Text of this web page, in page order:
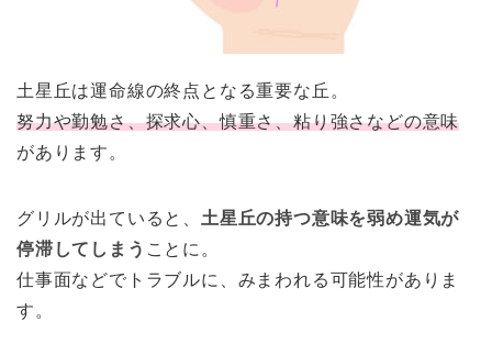
土星丘は運命線の終点となる重要な丘。
努力や勤勉さ、探求心、慎重さ、粘り強さなどの意味
があります。
グリルが出ていると、 土星丘の持つ意味を弱め運気が
停滞してしまう ことに。
仕事面などでトラブルに、みまわれる可能性がありま
す。